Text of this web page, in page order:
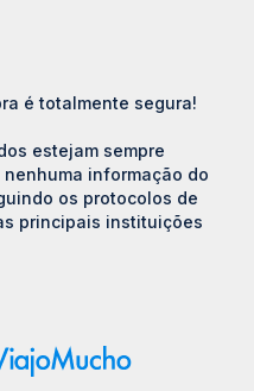
é totalmente segura!
estejam sempre
informação do
os protocolos de
principais instituições